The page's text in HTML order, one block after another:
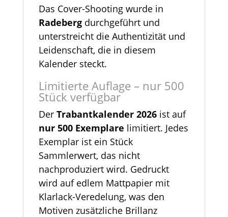
Das Cover-Shooting wurde in
Radebergdurchgeführt und
unterstreicht die Authentizität und
Leidenschaft, die in diesem
Kalender steckt.
Limitierte Auflage – nur 500
Stück verfügbar
Der Trabantkalender 2026ist auf
nur 500 Exemplare limitiert. Jedes
Exemplar ist ein Stück
Sammlerwert, das nicht
nachproduziert wird. Gedruckt
wird auf edlem Mattpapier mit
Klarlack-Veredelung, was den
Motiven zusätzliche Brillanz